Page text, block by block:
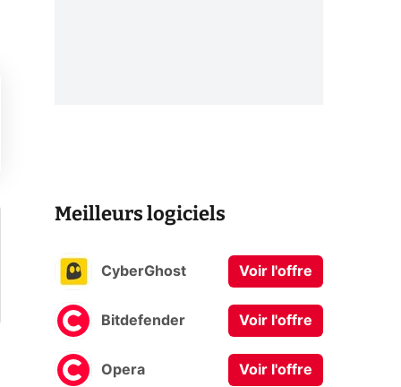
Meilleurs logiciels
CyberGhost Voir l'offre
Bitdefender Voir l'offre
Opera Voir l'offre